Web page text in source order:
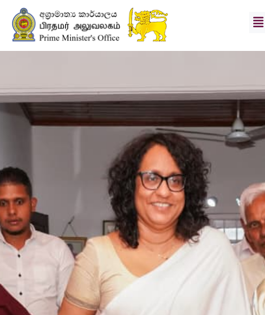
தூர
நோக்கு
புகைப்பட
தொகுப்பு
பிரிவுகள்
பதிவிறக்கங்கள்
தொடர்பு
குறைகள்
தெரிவிக்க